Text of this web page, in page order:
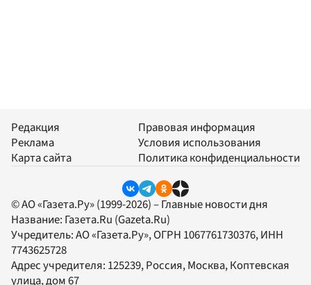
Редакция
Реклама
Карта сайта
Правовая информация
Условия использования
Политика конфиденциальности
© АО «Газета.Ру» (1999-2026) – Главные новости дня
Название: Газета.Ru (Gazeta.Ru)
Учредитель:АО «Газета.Ру», ОГРН 1067761730376, ИНН
7743625728
Адрес учредителя: 125239, Россия, Москва, Коптевская
улица, дом 67